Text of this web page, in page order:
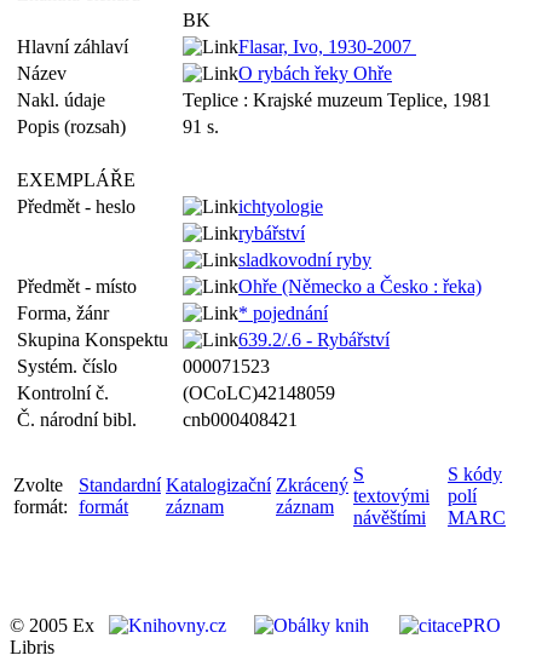
BK
Hlavní záhlaví
Flasar, Ivo, 1930-2007
Název
O rybách řeky Ohře
Nakl. údaje
Teplice : Krajské muzeum Teplice, 1981
Popis (rozsah)
91 s.
EXEMPLÁŘE
Předmět - heslo
ichtyologie
rybářství
sladkovodní ryby
Předmět - místo
Ohře (Německo a Česko : řeka)
Forma, žánr
* pojednání
Skupina Konspektu
639.2/.6 - Rybářství
Systém. číslo
000071523
Kontrolní č.
(OCoLC)42148059
Č. národní bibl.
cnb000408421
Zvolte
formát:
Standardní
formát
Katalogizační
záznam
Zkrácený
záznam
S
textovými
návěštími
S kódy
polí
MARC
© 2005 Ex
Libris